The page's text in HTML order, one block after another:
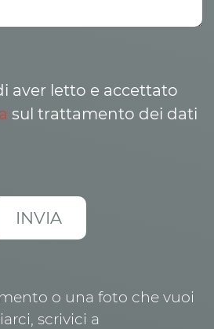
aver letto e accettato
sul trattamento dei dati
o una foto che vuoi
scrivici a